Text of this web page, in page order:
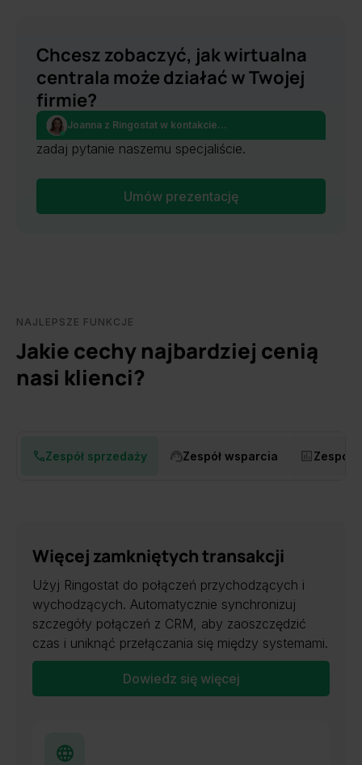
Chcesz zobaczyć, jak wirtualna
centrala może działać w Twojej
firmie?
Umów się o prezentację produktu online lub
zadaj pytanie naszemu specjaliście.
Umów prezentację
Joanna z Ringostat w kontakcie...
NAJLEPSZE FUNKCJE
Jakie cechy najbardziej cenią
nasi klienci?
Zespół sprzedaży Zespół wsparcia Zespół
Więcej zamkniętych transakcji
Użyj Ringostat do połączeń przychodzących i
wychodzących. Automatycznie synchronizuj
szczegóły połączeń z CRM, aby zaoszczędzić
czas i uniknąć przełączania się między systemami.
Dowiedz się więcej